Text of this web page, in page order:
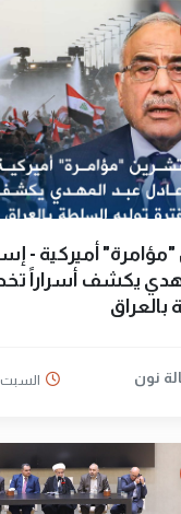
أميركية -
يكشف أسراراً
نون السبت 10 حزيران 2023